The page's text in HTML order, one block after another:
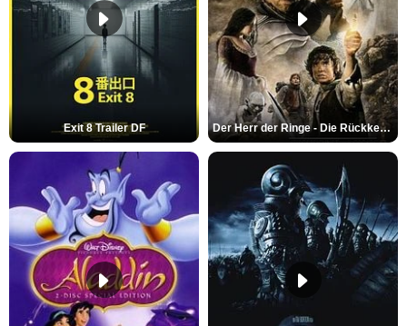
Exit 8 Trailer DF Der Herr der Ringe - Die Rückkehr des Königs Trailer OV